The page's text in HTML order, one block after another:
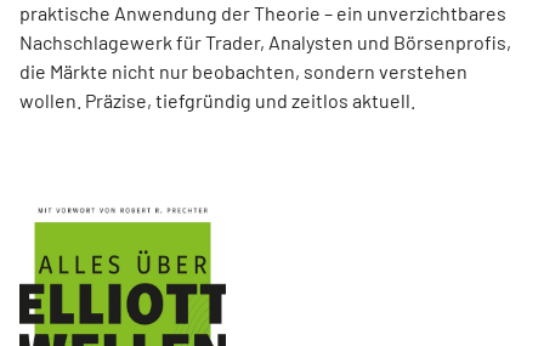
praktische Anwendung der Theorie – ein unverzichtbares
Nachschlagewerk für Trader, Analysten und Börsenprofis,
die Märkte nicht nur beobachten, sondern verstehen
wollen. Präzise, tiefgründig und zeitlos aktuell.